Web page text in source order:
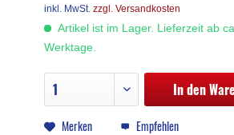
inkl. MwSt. zzgl. Versandkosten
Artikel ist im Lager. Lieferzeit ab
Werktage.
In den
Merken Empfehlen